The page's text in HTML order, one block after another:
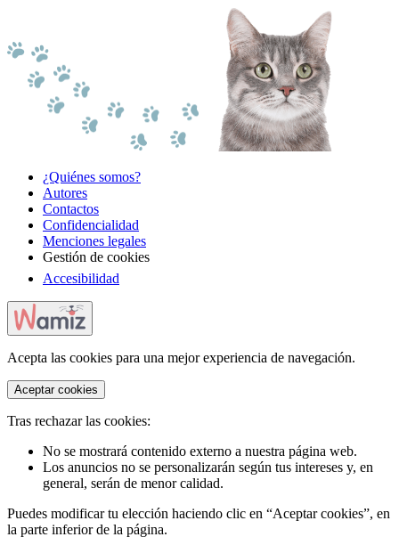
¿Quiénes somos?
Autores
Contactos
Confidencialidad
Menciones legales
Gestión de cookies
Accesibilidad
Acepta las cookies para una mejor experiencia de navegación.
Aceptar cookies
Tras rechazar las cookies:
No se mostrará contenido externo a nuestra página web.
Los anuncios no se personalizarán según tus intereses y, en
general, serán de menor calidad.
Puedes modificar tu elección haciendo clic en “Aceptar cookies”, en
la parte inferior de la página.